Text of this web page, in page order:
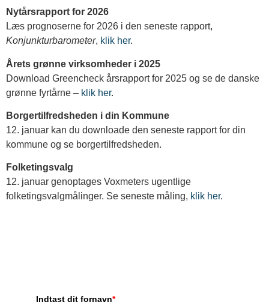
Nytårsrapport for 2026
Læs prognoserne for 2026 i den seneste rapport,
Konjunkturbarometer, klik her.
Årets grønne virksomheder i 2025
Download Greencheck årsrapport for 2025 og se de danske
grønne fyrtårne – klik her.
Borgertilfredsheden i din Kommune
12. januar kan du downloade den seneste rapport for din
kommune og se borgertilfredsheden.
Folketingsvalg
12. januar genoptages Voxmeters ugentlige
folketingsvalgmålinger. Se seneste måling, klik her.
Indtast dit fornavn*